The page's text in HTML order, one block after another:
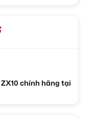
chính hãng tại